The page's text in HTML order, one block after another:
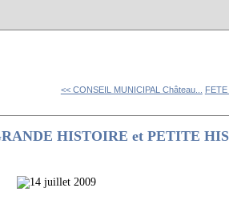
<< CONSEIL MUNICIPAL Château...
HISTOIRE et PETITE